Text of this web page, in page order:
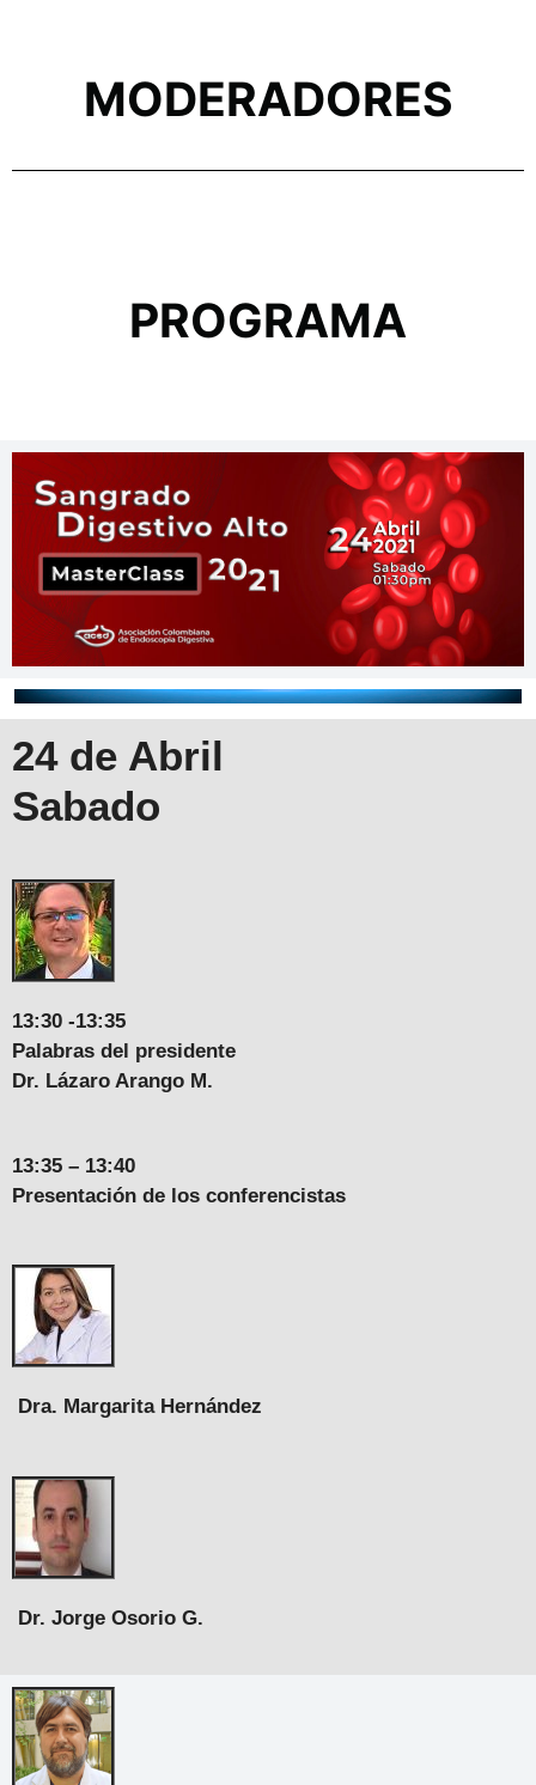
MODERADORES
PROGRAMA
24 de Abril
Sabado
13:30 -13:35
Palabras del presidente
Dr. Lázaro Arango M.
13:35 – 13:40
Presentación de los conferencistas
Dra. Margarita Hernández
Dr. Jorge Osorio G.